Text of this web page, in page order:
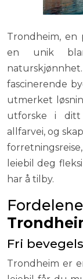
Trondheim, en
en unik
fascinerende
utmerket
utforske i
allfarvei, og
leiebil deg
har å tilby.
Fri
Trondheim er